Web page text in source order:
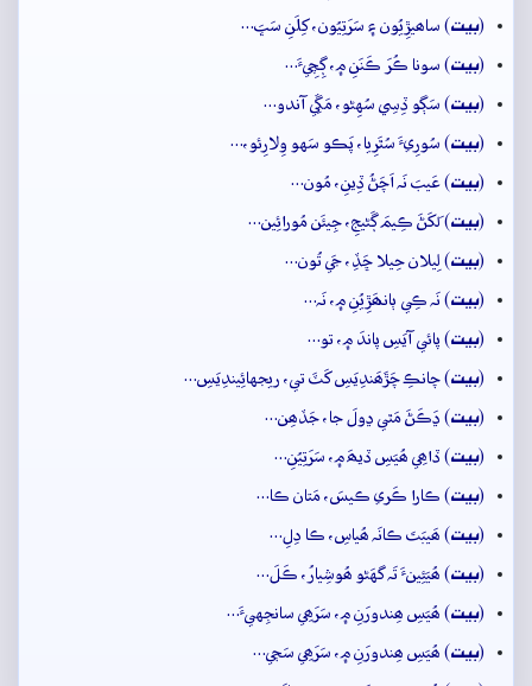
(بيت) ساھيڙِيُون ۽ سَرَتِيُون، کِلَنِ سَڀَ…
(بيت) سونا ڪُرَ ڪَنَنِ ۾، ڳِچِيءَ…
(بيت) سَڳو ڏِسِي سُهِڻو، مَڱِي آندو…
(بيت) سُورِيءَ سُٿَرِيا، پَڪو سَهو وِلارِئو،…
(بيت) عَيبَ نَہ اَچَڻُ ڏِينِ، مُون…
(بيت) لَکَڻَ ڪِيمَ ڳَڻيجِ، جِيئَن مُورائِين…
(بيت) لِيلان حِيلا ڇَڏِ، جَي تُون…
(بيت) نَہ ڪِي ٻانھَڙِيُنِ ۾، نَہ…
(بيت) پائي آيَسِ پاندَ ۾، تو…
(بيت) چانڪِ چَڙَھَندِيَسِ کَٽَ تي، ريجهائِيندِيَسِ…
(بيت) ڍَڪَڻَ مَٿي ڍولَ جا، جَڏھِن…
(بيت) ڏاھِي ھُيَسِ ڏيھَ ۾، سَرَتِيُنِ…
(بيت) ڪارا ڪَري ڪيسَ، مَتان ڪا…
(بيت) ھَيبَتَ ڪانَہ ھُياسِ، ڪا دِلِ…
(بيت) ھُيَئِينءَ تَہ گهَڻو ھُوشِيارُ، ڪَلَ…
(بيت) ھُيَسِ ھِندورَنِ ۾، سَرَھِي سانجِهيءَ…
(بيت) ھُيَسِ ھِندورَنِ ۾، سَرَھِي سَڄي…